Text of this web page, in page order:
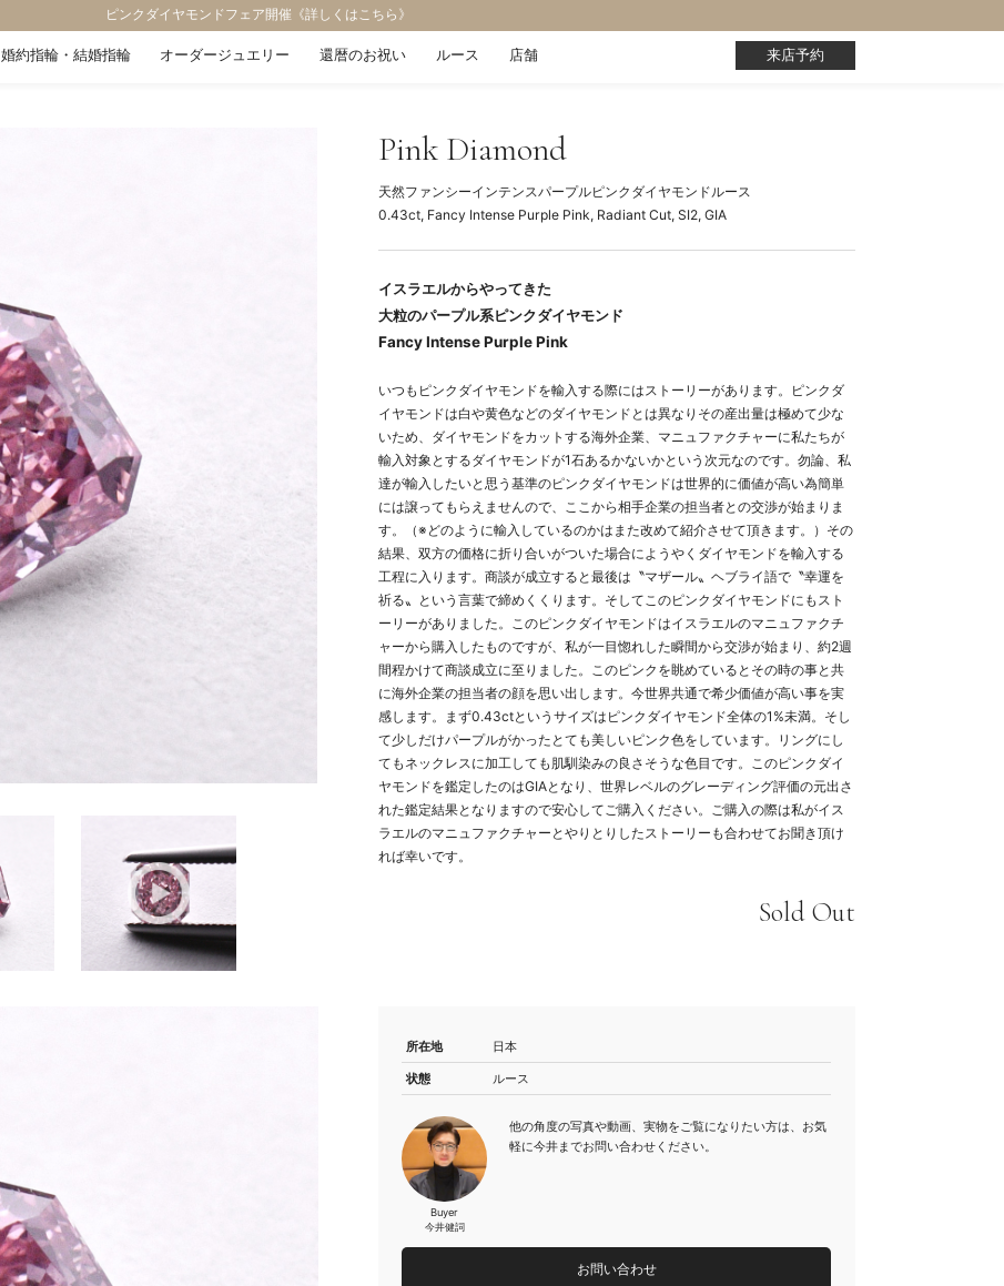
ピンクダイヤモンドフェア開催《詳しくはこちら》
婚約指輪・結婚指輪 オーダージュエリー 還暦のお祝い ルース 店舗 来店予約
Pink Diamond
天然ファンシーインテンスパープルピンクダイヤモンドルース
0.43ct, Fancy Intense Purple Pink, Radiant Cut, SI2, GIA
イスラエルからやってきた
大粒のパープル系ピンクダイヤモンド
Fancy Intense Purple Pink
いつもピンクダイヤモンドを輸入する際にはストーリーがあります。ピンクダ
イヤモンドは白や黄色などのダイヤモンドとは異なりその産出量は極めて少な
いため、ダイヤモンドをカットする海外企業、マニュファクチャーに私たちが
輸入対象とするダイヤモンドが1石あるかないかという次元なのです。勿論、私
達が輸入したいと思う基準のピンクダイヤモンドは世界的に価値が高い為簡単
には譲ってもらえませんので、ここから相手企業の担当者との交渉が始まりま
す。（※どのように輸入しているのかはまた改めて紹介させて頂きます。）その
結果、双方の価格に折り合いがついた場合にようやくダイヤモンドを輸入する
工程に入ります。商談が成立すると最後は〝マザール〟ヘブライ語で〝幸運を
祈る〟という言葉で締めくくります。そしてこのピンクダイヤモンドにもスト
ーリーがありました。このピンクダイヤモンドはイスラエルのマニュファクチ
ャーから購入したものですが、私が一目惚れした瞬間から交渉が始まり、約2週
間程かけて商談成立に至りました。このピンクを眺めているとその時の事と共
に海外企業の担当者の顔を思い出します。今世界共通で希少価値が高い事を実
感します。まず0.43ctというサイズはピンクダイヤモンド全体の1%未満。そし
て少しだけパープルがかったとても美しいピンク色をしています。リングにし
てもネックレスに加工しても肌馴染みの良さそうな色目です。このピンクダイ
ヤモンドを鑑定したのはGIAとなり、世界レベルのグレーディング評価の元出さ
れた鑑定結果となりますので安心してご購入ください。ご購入の際は私がイス
ラエルのマニュファクチャーとやりとりしたストーリーも合わせてお聞き頂け
れば幸いです。
Sold Out
所在地 日本
状態 ルース
Buyer
今井健詞
他の角度の写真や動画、実物をご覧になりたい方は、お気
軽に今井までお問い合わせください。
お問い合わせ